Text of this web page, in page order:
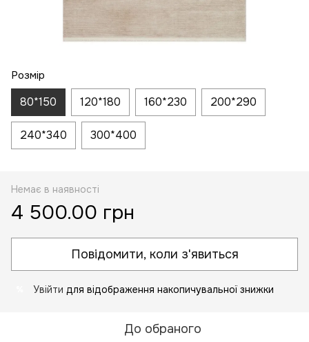
Розмір
80*150 120*180 160*230 200*290
240*340 300*400
Немає в наявності
4 500.00 грн
Повідомити, коли з'явиться
Увійти для відображення накопичувальної знижки
До обраного